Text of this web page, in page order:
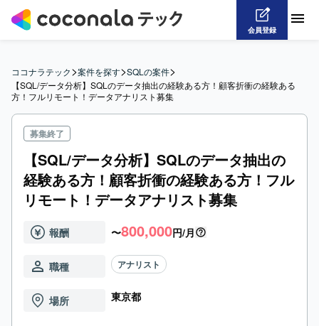
会員登録
ココナラテック>案件を探す>SQLの案件>
【SQL/データ分析】SQLのデータ抽出の経験ある方！顧客折衝の経験ある
方！フルリモート！データアナリスト募集
募集終了
【SQL/データ分析】SQLのデータ抽出の
経験ある方！顧客折衝の経験ある方！フル
リモート！データアナリスト募集
報酬 〜800,000円/月
職種 アナリスト
場所 東京都